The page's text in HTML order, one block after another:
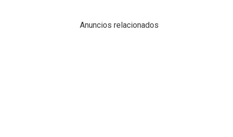
Anuncios relacionados